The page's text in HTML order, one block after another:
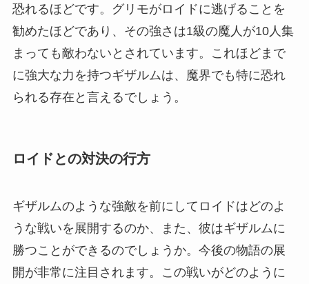
恐れるほどです。グリモがロイドに逃げることを
勧めたほどであり、その強さは1級の魔人が10人集
まっても敵わないとされています。これほどまで
に強大な力を持つギザルムは、魔界でも特に恐れ
られる存在と言えるでしょう。
ロイドとの対決の行方
ギザルムのような強敵を前にしてロイドはどのよ
うな戦いを展開するのか、また、彼はギザルムに
勝つことができるのでしょうか。今後の物語の展
開が非常に注目されます。この戦いがどのように